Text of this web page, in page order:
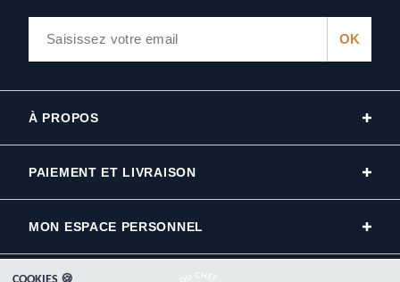
À PROPOS
PAIEMENT ET LIVRAISON
MON ESPACE PERSONNEL